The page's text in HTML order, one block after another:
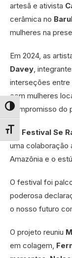
Alternar alto
Alternar tamanho
artesã e ativista
cerâmica no
mulheres na
Em 2024, as
Davey ,
interseções entre
com mulheres
compromisso do
No Festival Se
uma colaboração
Amazônia e o
O festival foi
poderosa
o nosso futuro
O projeto reuniu
em colagem,